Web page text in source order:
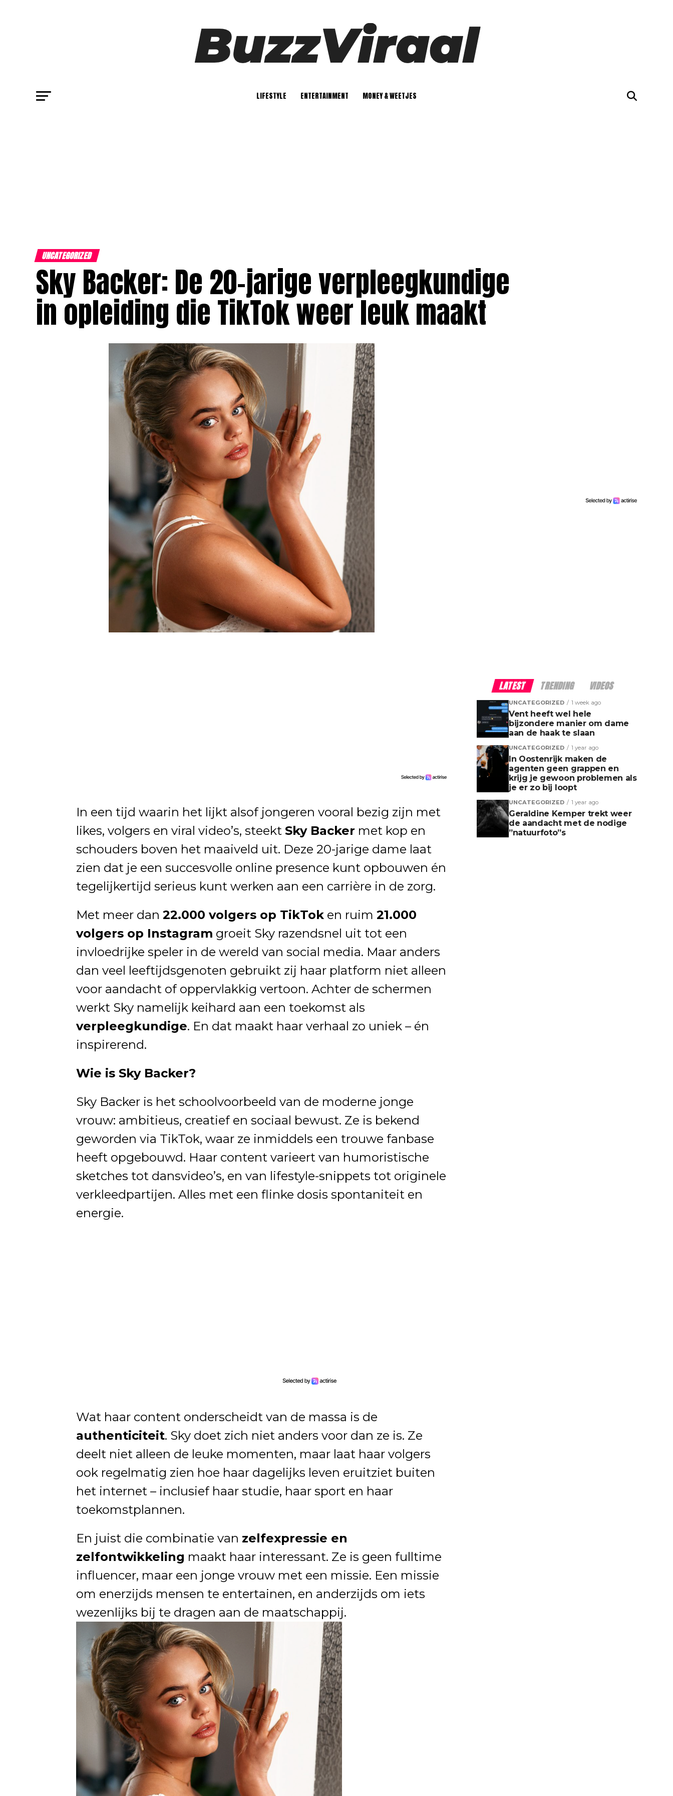
LIFESTYLE ENTERTAINMENT MONEY & WEETJES
UNCATEGORIZED
Sky Backer: De 20-jarige verpleegkundige
in opleiding die TikTok weer leuk maakt
In een tijd waarin het lijkt alsof jongeren vooral bezig zijn met
likes, volgers en viral video’s, steekt Sky Backer met kop en
schouders boven het maaiveld uit. Deze 20-jarige dame laat
zien dat je een succesvolle online presence kunt opbouwen én
tegelijkertijd serieus kunt werken aan een carrière in de zorg.
Met meer dan 22.000 volgers op TikTok en ruim 21.000
volgers op Instagram groeit Sky razendsnel uit tot een
invloedrijke speler in de wereld van social media. Maar anders
dan veel leeftijdsgenoten gebruikt zij haar platform niet alleen
voor aandacht of oppervlakkig vertoon. Achter de schermen
werkt Sky namelijk keihard aan een toekomst als
verpleegkundige. En dat maakt haar verhaal zo uniek – én
inspirerend.
Wie is Sky Backer?
Sky Backer is het schoolvoorbeeld van de moderne jonge
vrouw: ambitieus, creatief en sociaal bewust. Ze is bekend
geworden via TikTok, waar ze inmiddels een trouwe fanbase
heeft opgebouwd. Haar content varieert van humoristische
sketches tot dansvideo’s, en van lifestyle-snippets tot originele
verkleedpartijen. Alles met een flinke dosis spontaniteit en
energie.
Wat haar content onderscheidt van de massa is de
authenticiteit. Sky doet zich niet anders voor dan ze is. Ze
deelt niet alleen de leuke momenten, maar laat haar volgers
ook regelmatig zien hoe haar dagelijks leven eruitziet buiten
het internet – inclusief haar studie, haar sport en haar
toekomstplannen.
En juist die combinatie van zelfexpressie en
zelfontwikkeling maakt haar interessant. Ze is geen fulltime
influencer, maar een jonge vrouw met een missie. Een missie
om enerzijds mensen te entertainen, en anderzijds om iets
wezenlijks bij te dragen aan de maatschappij.
LATEST TRENDING VIDEOS
UNCATEGORIZED 1 week ago
Vent heeft wel hele
bijzondere manier om dame
aan de haak te slaan
UNCATEGORIZED 1 year ago
In Oostenrijk maken de
agenten geen grappen en
krijg je gewoon problemen als
je er zo bij loopt
UNCATEGORIZED 1 year ago
Geraldine Kemper trekt weer
de aandacht met de nodige
”natuurfoto”s